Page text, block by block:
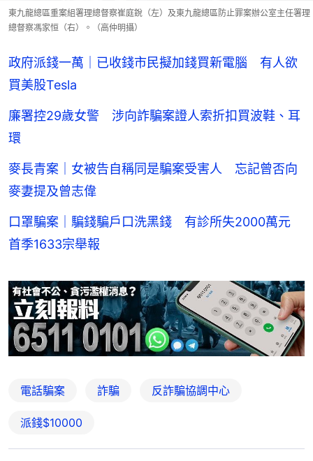
東九龍總區重案組署理總督察崔庭銳（左）及東九龍總區防止罪案辦公室主任署理
總督察馮家恒（右）。（高仲明攝）
政府派錢一萬｜已收錢市民擬加錢買新電腦 有人欲
買美股Tesla
廉署控29歲女警 涉向詐騙案證人索折扣買波鞋、耳
環
麥長青案｜女被告自稱同是騙案受害人 忘記曾否向
麥妻提及曾志偉
口罩騙案｜騙錢騙戶口洗黑錢 有診所失2000萬元
首季1633宗舉報
電話騙案 詐騙 反詐騙協調中心
派錢$10000